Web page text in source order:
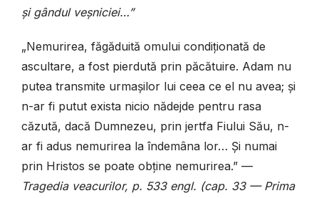
și gândul veșniciei…”
„Nemurirea, făgăduită omului condiționată de
ascultare, a fost pierdută prin păcătuire. Adam nu
putea transmite urmașilor lui ceea ce el nu avea; și
n-ar fi putut exista nicio nădejde pentru rasa
căzută, dacă Dumnezeu, prin jertfa Fiului Său, n-
ar fi adus nemurirea la îndemâna lor… Și numai
prin Hristos se poate obține nemurirea.” —
Tragedia veacurilor, p. 533 engl. (cap. 33 — Prima